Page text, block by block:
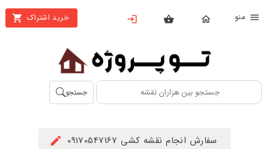
خرید اشتراک
بستن
محصولات
تهیه
اشتراک
جستجو
سفارش انجام نقشه کشی 09170547167